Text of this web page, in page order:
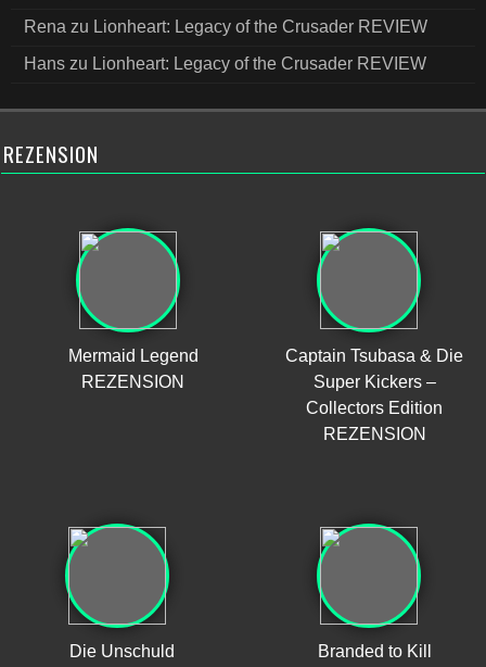
Rena zu Lionheart: Legacy of the Crusader REVIEW
Hans zu Lionheart: Legacy of the Crusader REVIEW
REZENSION
Mermaid Legend
REZENSION
Captain Tsubasa & Die
Super Kickers –
Collectors Edition
REZENSION
Die Unschuld
Branded to Kill